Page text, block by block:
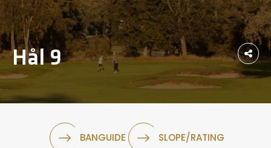
Hål 9
BANGUIDE SLOPE/RATING